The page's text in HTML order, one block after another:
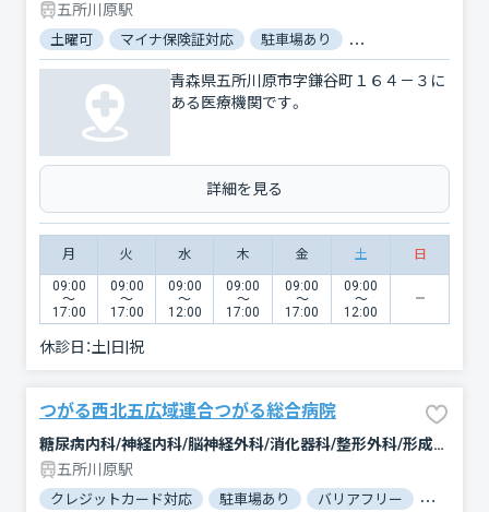
五所川原駅
土曜可 マイナ保険証対応 駐車場あり バリアフリー
青森県五所川原市字鎌谷町１６４－３に
ある医療機関です。
詳細を見る
月 火 水 木 金 土 日
09:00
〜
17:00
09:00
〜
17:00
09:00
〜
12:00
09:00
〜
17:00
09:00
〜
17:00
09:00
〜
12:00
休診日：土|日|祝
つがる西北五広域連合つがる総合病院
糖尿病内科/神経内科/脳神経外科/消化器科/整形外科/形成外科/小児科/産婦人科/眼科/耳鼻咽喉科/皮膚科/泌尿器科/精神科・神経科/歯科口腔外科/リウマチ科/放射線科/救急科/麻酔科
五所川原駅
クレジットカード対応 駐車場あり バリアフリー 対応言語